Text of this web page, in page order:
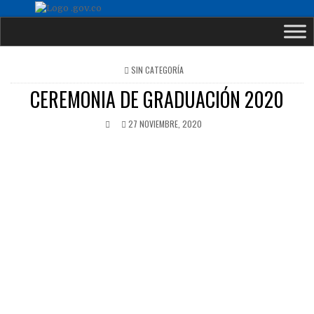
POSTED
IN
SIN CATEGORÍA
CEREMONIA DE GRADUACIÓN 2020
27 NOVIEMBRE, 2020